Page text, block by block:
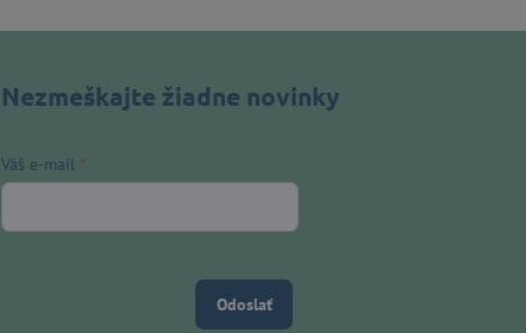
Nezmeškajte žiadne novinky
Váš e-mail*
Odoslať